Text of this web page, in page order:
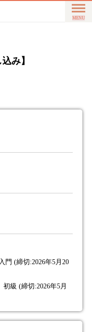
み】
門 (締切:2026年5月20
級 (締切:2026年5月